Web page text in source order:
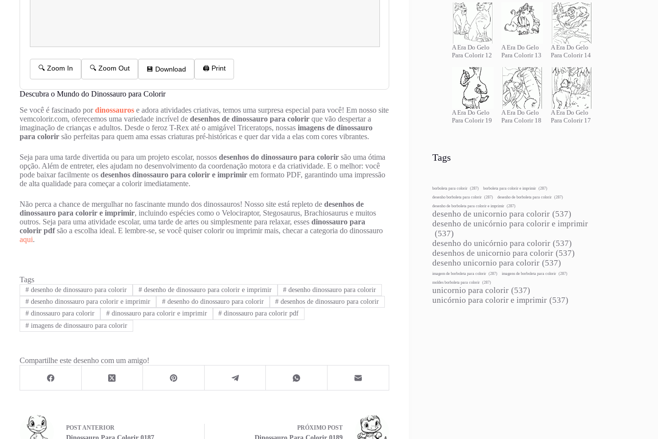
Descubra o Mundo do Dinossauro para Colorir
Se você é fascinado pordinossauros e adora atividades criativas, temos uma surpresa especial para você! Em nosso site
vemcolorir.com, oferecemos uma variedade incrível de desenhos de dinossauro para colorir que vão despertar a
imaginação de crianças e adultos. Desde o feroz T-Rex até o amigável Triceratops, nossas imagens de dinossauro
para colorir são perfeitas para quem ama essas criaturas pré-históricas e quer dar vida a elas com cores vibrantes.
Seja para uma tarde divertida ou para um projeto escolar, nossos desenhos do dinossauro para colorir são uma ótima
opção. Além de entreter, eles ajudam no desenvolvimento da coordenação motora e da criatividade. E o melhor: você
pode baixar facilmente os desenhos dinossauro para colorir e imprimir em formato PDF, garantindo uma impressão
de alta qualidade para começar a colorir imediatamente.
Não perca a chance de mergulhar no fascinante mundo dos dinossauros! Nosso site está repleto de desenhos de
dinossauro para colorir e imprimir, incluindo espécies como o Velociraptor, Stegosaurus, Brachiosaurus e muitos
outros. Seja para uma atividade escolar, uma tarde de artes ou simplesmente para relaxar, esses dinossauro para
colorir pdfsão a escolha ideal. E lembre-se, se você quiser colorir ou imprimir mais, checar a categoria do dinossauro
aqui.
Tags
#desenho de dinossauro para colorir #desenho de dinossauro para colorir e imprimir # desenho dinossauro para colorir
#desenho dinossauro para colorir e imprimir #desenho do dinossauro para colorir # desenhos de dinossauro para colorir
#dinossauro para colorir #dinossauro para colorir e imprimir # dinossauro para colorir pdf
#imagens de dinossauro para colorir
Compartilhe este desenho com um amigo!
POST ANTERIOR PRÓXIMO POST
A Era Do Gelo
Para Colorir 12
A Era Do Gelo
Para Colorir 13
A Era Do Gelo
Para Colorir 14
A Era Do Gelo
Para Colorir 19
A Era Do Gelo
Para Colorir 18
A Era Do Gelo
Para Colorir 17
Tags
borboleta para colorir (287) borboleta para colorir e imprimir (287)
desenho borboleta para colorir (287) desenho de borboleta para colorir (287)
desenho de borboleta para colorir e imprimir (287)
desenho de unicornio para colorir (537)
desenho de unicórnio para colorir e imprimir
(537)
desenho do unicórnio para colorir (537)
desenhos de unicornio para colorir (537)
desenho unicornio para colorir (537)
imagem de borboleta para colorir (287) imagens de borboleta para colorir (287)
moldes borboleta para colorir (287)
unicornio para colorir (537)
unicórnio para colorir e imprimir (537)